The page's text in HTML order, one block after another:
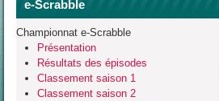
e-Scrabble
Championnat e-Scrabble
Présentation
Résultats des épisodes
Classement saison 1
Classement saison 2